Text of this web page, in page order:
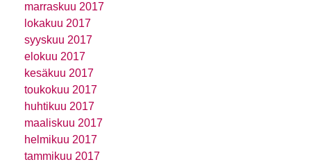
marraskuu 2017
lokakuu 2017
syyskuu 2017
elokuu 2017
kesäkuu 2017
toukokuu 2017
huhtikuu 2017
maaliskuu 2017
helmikuu 2017
tammikuu 2017